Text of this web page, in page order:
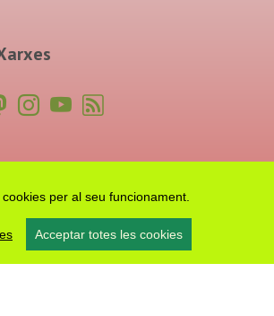
per al seu funcionament.
Acceptar totes les cookies